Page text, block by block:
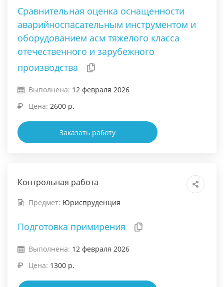
Сравнительная оценка оснащенности
аварийноспасательным инструментом и
оборудованием асм тяжелого класса
отечественного и зарубежного
производства
Выполнена: 12 февраля 2026
Цена: 2600 р.
Заказать работу
Контрольная работа
Предмет: Юриспруденция
Подготовка примирения
Выполнена: 12 февраля 2026
Цена: 1300 р.